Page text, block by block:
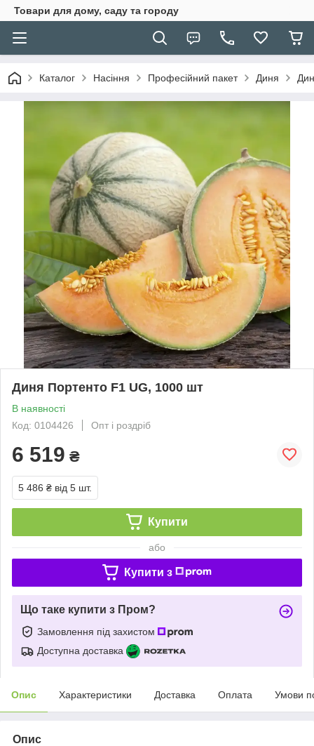
Товари для дому, саду та городу
Каталог Насіння Професійний пакет Диня
Диня Портенто F1 UG, 1000 шт
В наявності
Код: 0104426
Опт і роздріб
6 519 ₴
5 486 ₴ від 5 шт.
Купити
або
Купити з
Що таке купити з Пром?
Замовлення під захистом
Доступна доставка
Опис Характеристики Доставка Оплата Умови
Опис